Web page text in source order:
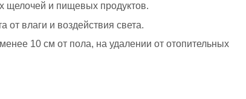
щелочей и пищевых продуктов.
от влаги и воздействия света.
10 см от пола, на удалении от отопительных